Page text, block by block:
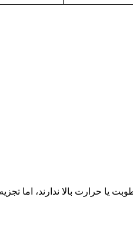
حرارت بالا ندارند، اما